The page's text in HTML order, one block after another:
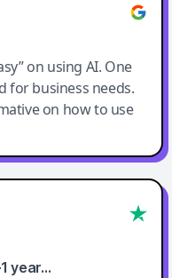
on using AI. One
for business needs.
on how to use
year…